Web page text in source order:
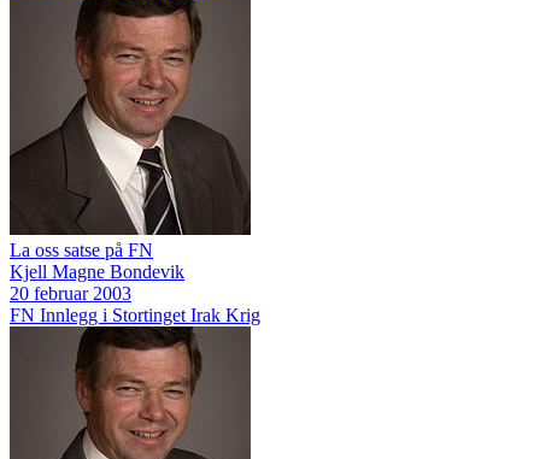
La oss satse på FN
Kjell Magne Bondevik
20 februar 2003
FN Innlegg i Stortinget Irak Krig